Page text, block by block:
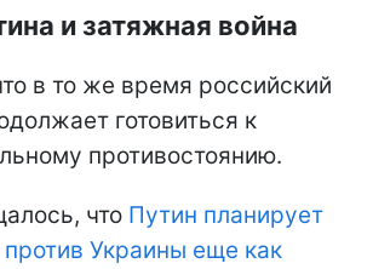
и затяжная война
в то же время российский
готовиться к
противостоянию.
что Путин планирует
против Украины еще как